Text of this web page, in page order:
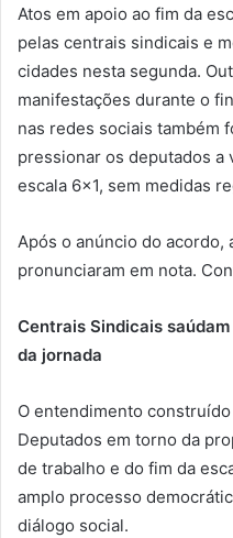
Atos em apoio ao fim da
pelas centrais sindicais e
cidades nesta segunda.
manifestações durante o
nas redes sociais também
pressionar os deputados a
escala 6×1, sem medidas
Após o anúncio do acordo,
pronunciaram em nota.
Centrais Sindicais
da jornada
O entendimento
Deputados em torno da
de trabalho e do fim da
amplo processo
diálogo social.